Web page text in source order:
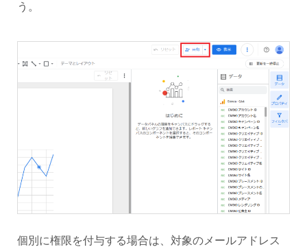
う。
個別に権限を付与する場合は、対象のメールアドレス